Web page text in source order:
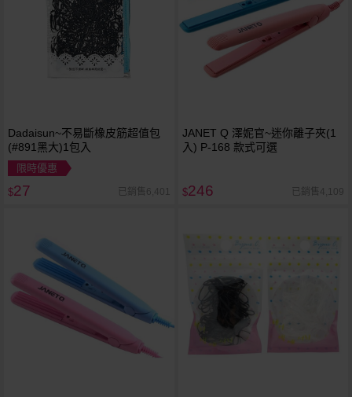
Dadaisun~不易斷橡皮筋超值包
(#891黑大)1包入
限時優惠
$27 已銷售6,401
JANET Q 澤妮官~迷你離子夾(1
入) P-168 款式可選
$246 已銷售4,109